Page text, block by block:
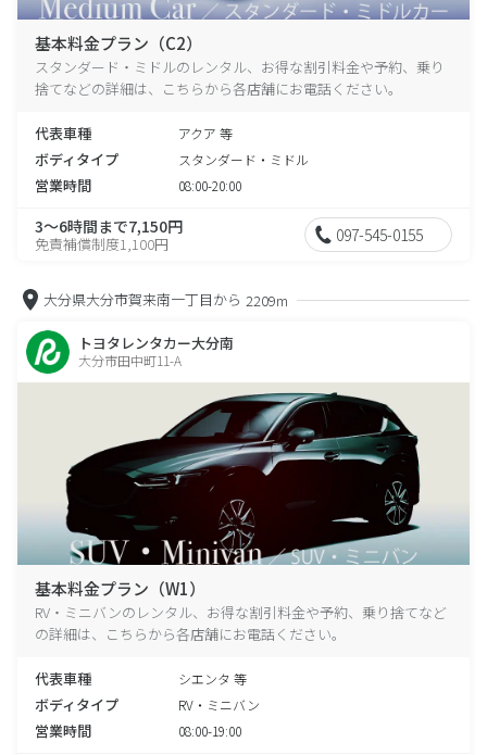
基本料金プラン（C2）
スタンダード・ミドルのレンタル、お得な割引料金や予約、乗り
捨てなどの詳細は、こちらから各店舗にお電話ください。
代表車種 アクア 等
ボディタイプ スタンダード・ミドル
営業時間 08:00-20:00
3～6時間まで7,150円
免責補償制度1,100円 097-545-0155
大分県大分市賀来南一丁目から 2209m
トヨタレンタカー大分南
大分市田中町11-A
基本料金プラン（W1）
RV・ミニバンのレンタル、お得な割引料金や予約、乗り捨てなど
の詳細は、こちらから各店舗にお電話ください。
代表車種 シエンタ 等
ボディタイプ RV・ミニバン
営業時間 08:00-19:00